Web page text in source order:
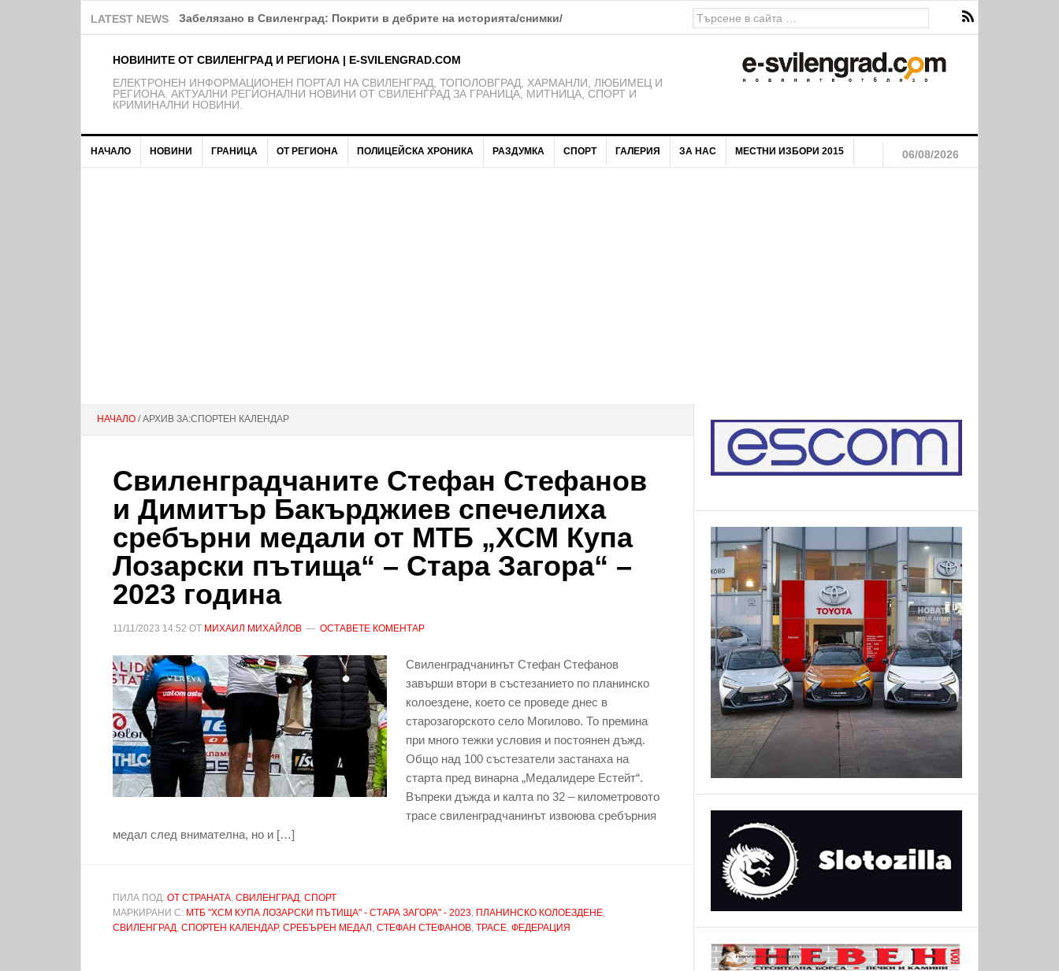
LATEST NEWS В Свиленград ВиК отстранява авария в района на улиците „Елин Пелин“и „Максим Горки“
НОВИНИТЕ ОТ СВИЛЕНГРАД И РЕГИОНА | E-SVILENGRAD.COM
EЛЕКТРОНЕН ИНФОРМАЦИОНЕН ПОРТАЛ НА СВИЛЕНГРАД, ТОПОЛОВГРАД, ХАРМАНЛИ, ЛЮБИМЕЦ И
РЕГИОНА. АКТУАЛНИ РЕГИОНАЛНИ НОВИНИ ОТ СВИЛЕНГРАД ЗА ГРАНИЦА, МИТНИЦА, СПОРТ И
КРИМИНАЛНИ НОВИНИ.
НАЧАЛО НОВИНИ ГРАНИЦА ОТ РЕГИОНА ПОЛИЦЕЙСКА ХРОНИКА РАЗДУМКА СПОРТ ГАЛЕРИЯ ЗА НАС МЕСТНИ ИЗБОРИ 2015 06/08/2026
НАЧАЛО / АРХИВ ЗА:СПОРТЕН КАЛЕНДАР
Свиленградчанитe Стефан Стефанов
и Димитър Бакърджиев спечелиха
сребърни медали от МТБ „XCМ Купа
Лозарски пътища“ – Стара Загора“ –
2023 година
11/11/2023 14:52 ОТ МИХАИЛ МИХАЙЛОВ ОСТАВЕТЕ КОМЕНТАР
Свиленградчанинът Стефан Стефанов
завърши втори в състезанието по планинско
колоездене, което се проведе днес в
старозагорското село Могилово. То премина
при много тежки условия и постоянен дъжд.
Общо над 100 състезатели застанаха на
старта пред винарна „Медалидере Естейт“.
Въпреки дъжда и калта по 32 – километровото
трасе свиленградчанинът извоюва сребърния
медал след внимателна, но и […]
ПИЛА ПОД: ОТ СТРАНАТА, СВИЛЕНГРАД, СПОРТ
МАРКИРАНИ С: МТБ "XCМ КУПА ЛОЗАРСКИ ПЪТИЩА" - СТАРА ЗАГОРА" - 2023, ПЛАНИНСКО КОЛОЕЗДЕНЕ,
СВИЛЕНГРАД, СПОРТЕН КАЛЕНДАР, СРЕБЪРЕН МЕДАЛ , СТЕФАН СТЕФАНОВ, ТРАСЕ, ФЕДЕРАЦИЯ